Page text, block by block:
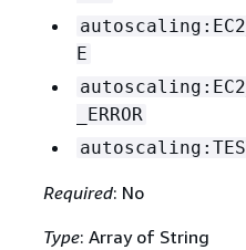
E
_ERROR
Required: No
Type: Array of String